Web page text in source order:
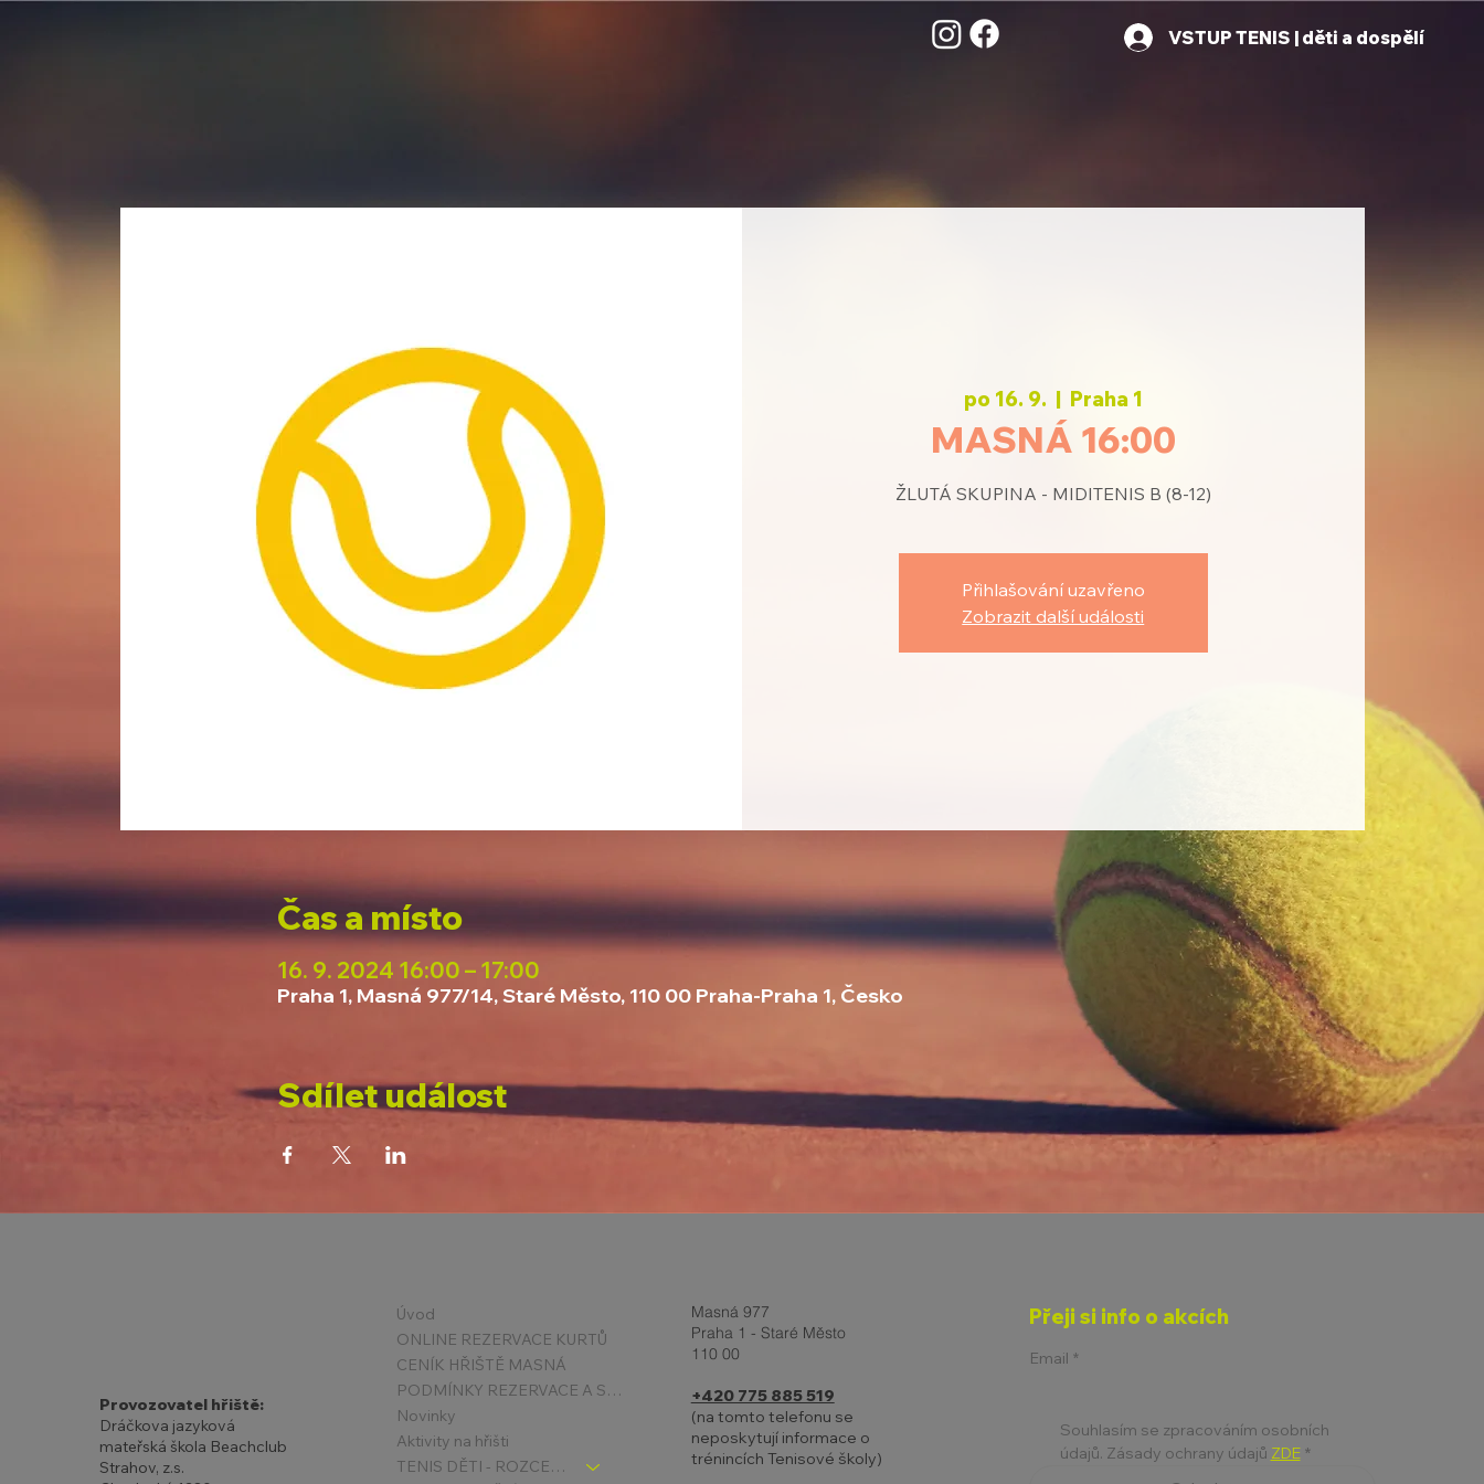
VSTUP TENIS | děti a dospělí
po 16. 9.
  |
Praha 1
MASNÁ 16:00
ŽLUTÁ SKUPINA - MIDITENIS B (8-12)
Přihlašování uzavřeno
Zobrazit další události
Čas a místo
16. 9. 2024 16:00 – 17:00
Praha 1, Masná 977/14, Staré Město, 110 00 Praha-Praha 1, Česko
Sdílet událost
Provozovatel hřiště:
Dráčkova jazyková
mateřská škola Beachclub
Strahov, z.s.
Úvod
ONLINE REZERVACE KURTŮ
CENÍK HŘIŠTĚ MASNÁ
PODMÍNKY REZERVACE A STORNA
Novinky
Aktivity na hřišti
TENIS DĚTI - ROZCESTNÍK
Masná 977
Praha 1 - Staré Město
110 00
+420 775 885 519
(na tomto telefonu se
neposkytují informace o
trénincích Tenisové školy)
Přeji si info o akcích
Email *
Souhlasím se zpracováním osobních
údajů. Zásady ochrany údajů ZDE *